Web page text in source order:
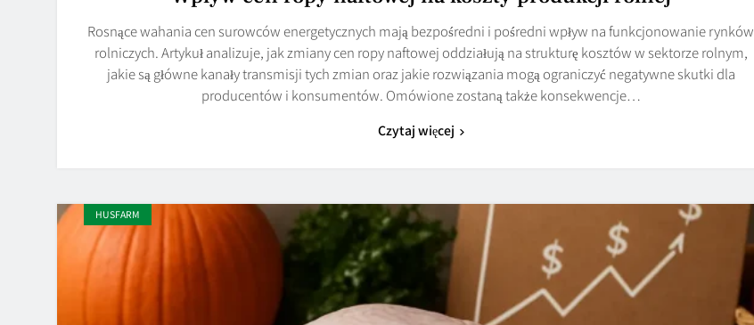
Rosnące wahania cen surowców energetycznych mają bezpośredni i pośredni wpływ na funkcjonowanie rynków
rolniczych. Artykuł analizuje, jak zmiany cen ropy naftowej oddziałują na strukturę kosztów w sektorze rolnym,
jakie są główne kanały transmisji tych zmian oraz jakie rozwiązania mogą ograniczyć negatywne skutki dla
producentów i konsumentów. Omówione zostaną także konsekwencje…
Czytaj więcej
HUSFARM